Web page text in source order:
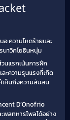
อ ความโหดร้ายและ
นาวิกโยธินหนุ่ม
นแรกเน้นการฝึก
ะความรุนแรงที่เกิด
เห็นถึงความสับสน
D’Onofrio
พลทหารไพลได้อย่าง